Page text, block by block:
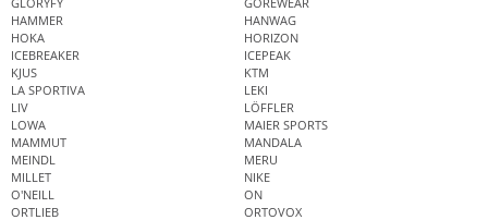
HAMMER
HANWAG
HOKA
HORIZON
ICEBREAKER
ICEPEAK
KJUS
KTM
LA SPORTIVA
LEKI
LIV
LÖFFLER
LOWA
MAIER SPORTS
MAMMUT
MANDALA
MEINDL
MERU
MILLET
NIKE
O'NEILL
ON
ORTLIEB
ORTOVOX